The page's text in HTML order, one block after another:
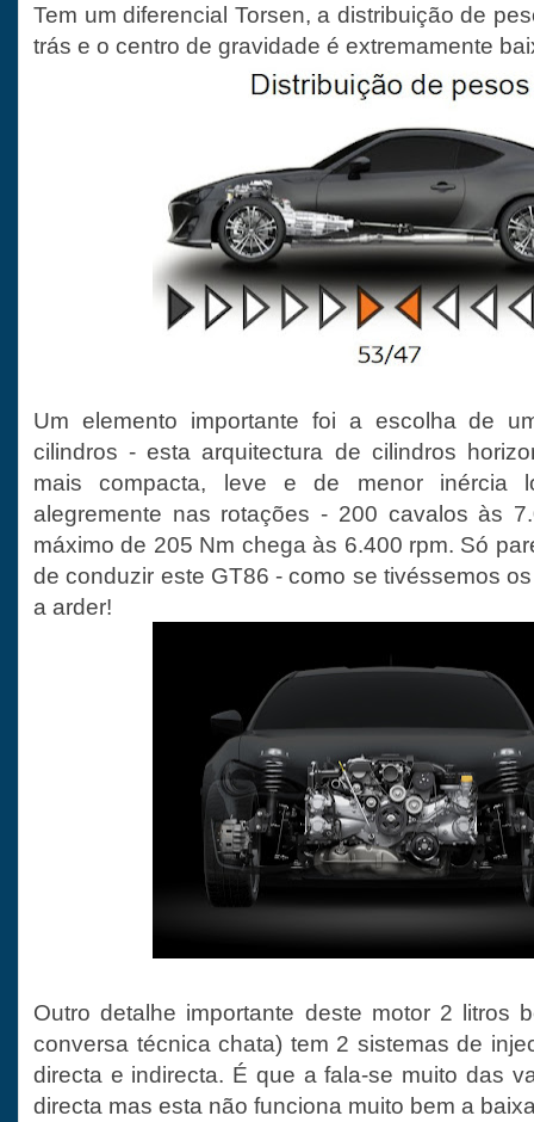
Tem um diferencial Torsen, a distribuição de
trás e o centro de gravidade é extremamente
Um elemento importante foi a escolha de
cilindros - esta arquitectura de cilindros
mais compacta, leve e de menor inércia
alegremente nas rotações - 200 cavalos às
máximo de 205 Nm chega às 6.400 rpm. Só
de conduzir este GT86 - como se tivéssemos
a arder!
Outro detalhe importante deste motor 2 litros
conversa técnica chata) tem 2 sistemas de
directa e indirecta. É que a fala-se muito das
directa mas esta não funciona muito bem a